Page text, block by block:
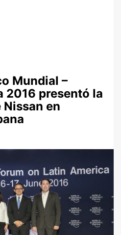
Mundial –
2016 presentó la
en